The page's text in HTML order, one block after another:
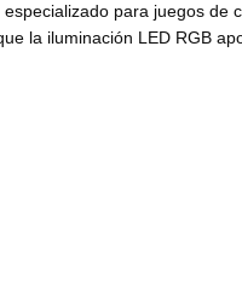
para juegos de
la iluminación LED RGB